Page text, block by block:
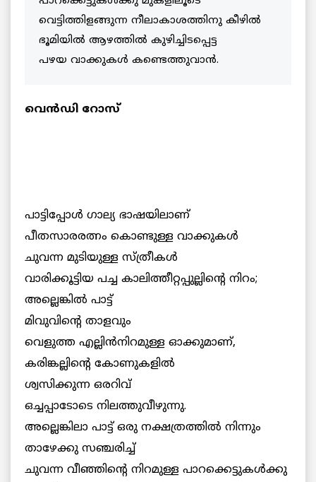
വെട്ടിത്തിളങ്ങുന്ന നീലാകാശത്തിനു കീഴില്‍
ഭൂമിയില്‍ ആഴത്തില്‍ കുഴിച്ചിടപ്പെട്ട
പഴയ വാക്കുകള്‍ കണ്ടെത്തുവാന്‍.
വെന്‍ഡി റോസ്
പാട്ടിപ്പോള്‍ ഗാല്യ ഭാഷയിലാണ്
പീതസാരരത്നം കൊണ്ടുള്ള വാക്കുകള്‍
ചുവന്ന മുടിയുള്ള സ്ത്രീകള്‍
വാരിക്കൂട്ടിയ പച്ച കാലിത്തീറ്റപ്പുല്ലിന്റെ നിറം;
അല്ലെങ്കില്‍ പാട്ട്
മിവുവിന്റെ താളവും
വെളുത്ത എല്ലിന്‍നിറമുള്ള ഓക്കുമാണ്,
കരിങ്കല്ലിന്റെ കോണുകളില്‍
ശ്വസിക്കുന്ന ഒരറിവ്
ഒച്ചപ്പാടോടെ നിലത്തുവീഴുന്നു.
അല്ലെങ്കിലാ പാട്ട് ഒരു നക്ഷത്രത്തില്‍ നിന്നും
താഴേക്കു സഞ്ചരിച്ച്
ചുവന്ന വീഞ്ഞിന്റെ നിറമുള്ള പാറക്കെട്ടുകള്‍ക്കു